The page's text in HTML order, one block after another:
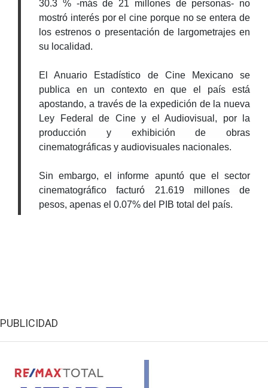
30.3 % -más de 21 millones de personas- no
mostró interés por el cine porque no se entera de
los estrenos o presentación de largometrajes en
su localidad.
El Anuario Estadístico de Cine Mexicano se
publica en un contexto en que el país está
apostando, a través de la expedición de la nueva
Ley Federal de Cine y el Audiovisual, por la
producción y exhibición de obras
cinematográficas y audiovisuales nacionales.
Sin embargo, el informe apuntó que el sector
cinematográfico facturó 21.619 millones de
pesos, apenas el 0.07% del PIB total del país.
PUBLICIDAD